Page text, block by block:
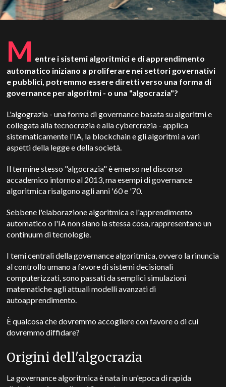
M entre i sistemi algoritmici e di apprendimento
automatico iniziano a proliferare nei settori governativi
e pubblici, potremmo essere diretti verso una forma di
governance per algoritmi - o una "algocrazia"?
L'algograzia - una forma di governance basata su algoritmi e
collegata alla tecnocrazia e alla cybercrazia - applica
sistematicamente l'IA, la blockchain e gli algoritmi a vari
aspetti della legge e della società.
Il termine stesso "algocrazia" è emerso nel discorso
accademico intorno al 2013, ma esempi di governance
algoritmica risalgono agli anni '60 e '70.
Sebbene l'elaborazione algoritmica e l'apprendimento
automatico o l'IA non siano la stessa cosa, rappresentano un
continuum di tecnologie.
I temi centrali della governance algoritmica, ovvero la rinuncia
al controllo umano a favore di sistemi decisionali
computerizzati, sono passati da semplici simulazioni
matematiche agli attuali modelli avanzati di
autoapprendimento.
È qualcosa che dovremmo accogliere con favore o di cui
dovremmo diffidare?
Origini dell'algocrazia
La governance algoritmica è nata in un'epoca di rapida